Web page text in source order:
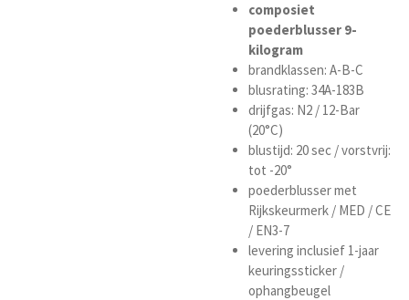
composiet
poederblusser 9-
kilogram
brandklassen: A-B-C
blusrating: 34A-183B
drijfgas: N2 / 12-Bar
(20°C)
blustijd: 20 sec /vorstvrij:
tot -20°
poederblusser met
Rijkskeurmerk / MED / CE
/ EN3-7
levering inclusief 1-jaar
keuringssticker /
ophangbeugel